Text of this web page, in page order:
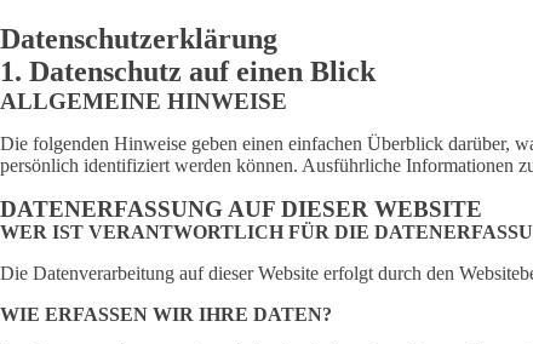
Datenschutzerklärung
1. Datenschutz auf einen Blick
ALLGEMEINE HINWEISE
Die folgenden Hinweise geben einen einfachen Überblick darüber,
persönlich identifiziert werden können. Ausführliche Informationen
DATENERFASSUNG AUF DIESER WEBSITE
WER IST VERANTWORTLICH FÜR DIE
Die Datenverarbeitung auf dieser Website erfolgt durch den
WIE ERFASSEN WIR IHRE DATEN?